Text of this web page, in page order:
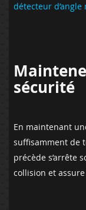
détecteur d’angle
sécurité
En maintenant
suffisamment de
précède s’arrête
collision et